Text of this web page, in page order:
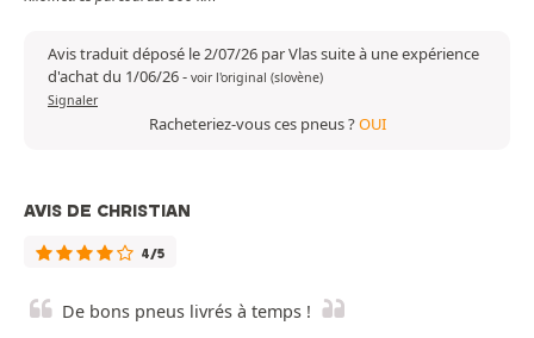
Avis traduit déposé le 2/07/26 par Vlas suite à une expérience
d'achat du 1/06/26- voir l'original (slovène)
Signaler
Racheteriez-vous ces pneus ?OUI
AVIS DE CHRISTIAN
4/5
De bons pneus livrés à temps !